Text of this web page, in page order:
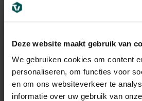
Deze website maakt gebruik van
We gebruiken cookies om content
personaliseren, om functies voor
en om ons websiteverkeer te
informatie over uw gebruik van